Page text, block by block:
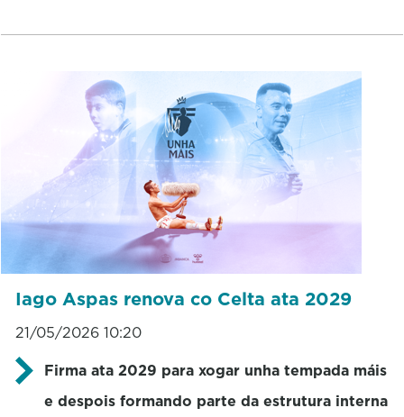
Iago Aspas renova co Celta ata 2029
21/05/2026 10:20
Firma ata 2029 ​​​​​​para xogar unha tempada máis
e despois formando parte da estrutura interna